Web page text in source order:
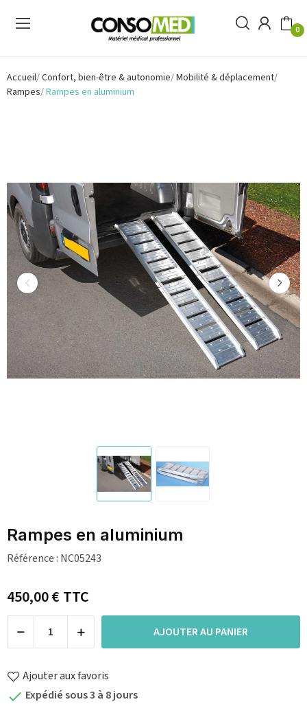
0
Accueil Confort, bien-être & autonomie Mobilité & déplacement
Rampes Rampes en aluminium
Rampes en aluminium
Référence : NC05243
450,00 €TTC
AJOUTER AU PANIER
Ajouter aux favoris
 Expédié sous 3 à 8 jours